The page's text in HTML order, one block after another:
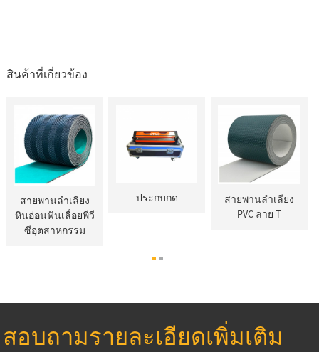
สินค้าที่เกี่ยวข้อง
สายพานลำเลียง
หินอ่อนฟันเลื่อยพีวี
ซีอุตสาหกรรม
ประกบกด
สายพานลำเลียง
PVC ลาย T
สอบถามรายละเอียดเพิ่มเติม